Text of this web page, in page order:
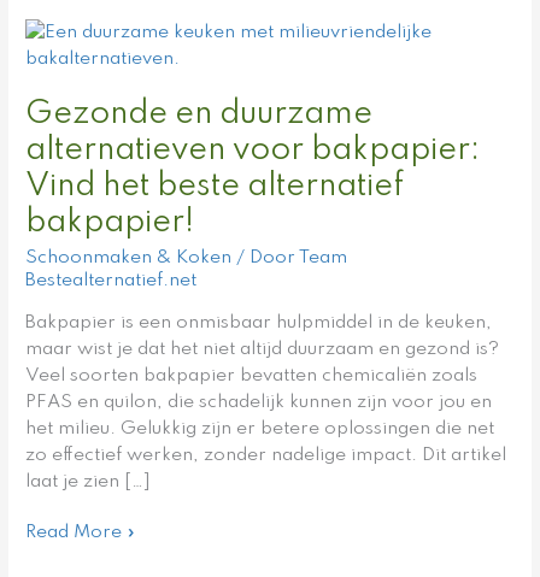
Gezonde en duurzame
alternatieven voor bakpapier:
Vind het beste alternatief
bakpapier!
Schoonmaken & Koken / Door
Team
Bestealternatief.net
Bakpapier is een onmisbaar hulpmiddel in de keuken,
maar wist je dat het niet altijd duurzaam en gezond is?
Veel soorten bakpapier bevatten chemicaliën zoals
PFAS en quilon, die schadelijk kunnen zijn voor jou en
het milieu. Gelukkig zijn er betere oplossingen die net
zo effectief werken, zonder nadelige impact. Dit artikel
laat je zien […]
Gezonde
en
alternatieven
voor
bakpapier:
Vind
het
alternatief
Read More »